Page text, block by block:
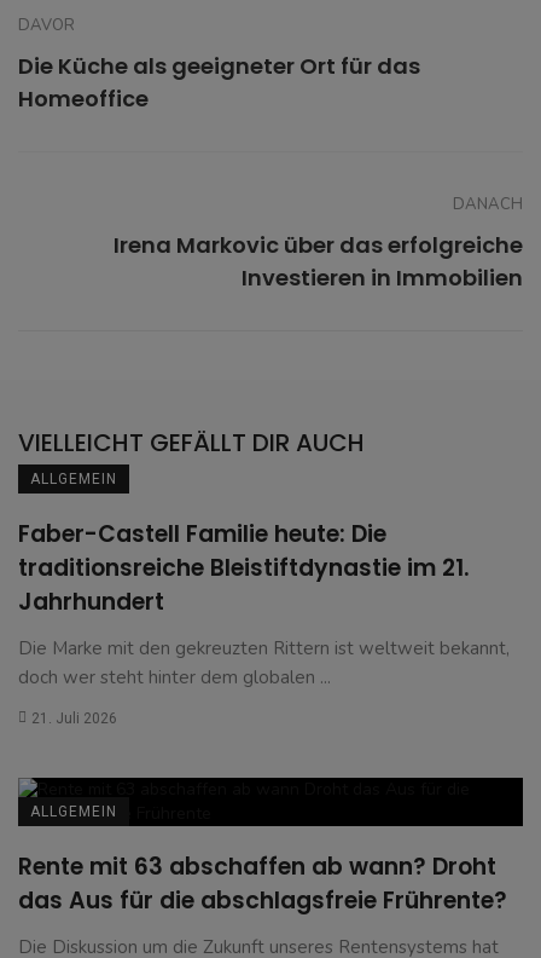
DAVOR
Die Küche als geeigneter Ort für das
Homeoffice
DANACH
Irena Markovic über das erfolgreiche
Investieren in Immobilien
VIELLEICHT GEFÄLLT DIR AUCH
ALLGEMEIN
Faber-Castell Familie heute: Die
traditionsreiche Bleistiftdynastie im 21.
Jahrhundert
Die Marke mit den gekreuzten Rittern ist weltweit bekannt,
doch wer steht hinter dem globalen ...
21. Juli 2026
ALLGEMEIN
Rente mit 63 abschaffen ab wann? Droht
das Aus für die abschlagsfreie Frührente?
Die Diskussion um die Zukunft unseres Rentensystems hat